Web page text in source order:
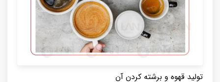
تولید قهوه و برشته کردن آن